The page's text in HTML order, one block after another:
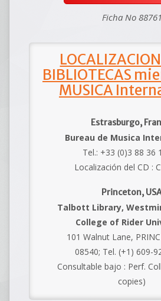
Ficha No 88761
BIBLIOTECAS
MUSICA
Estrasburgo,
Bureau de Musica
Tel.: +33 (0)3 88 36
Localización del CD :
Princeton,
Talbott Library,
College of Rider
101 Walnut Lane,
08540; Tel. (+1) 609-
Consultable bajo : Perf.
copies)